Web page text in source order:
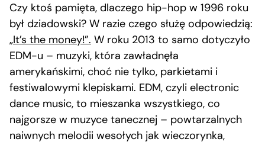
Czy ktoś pamięta, dlaczego hip-hop w 1996 roku
był dziadowski? W razie czego służę odpowiedzią:
„It’s the money!”. W roku 2013 to samo dotyczyło
EDM-u – muzyki, która zawładnęła
amerykańskimi, choć nie tylko, parkietami i
festiwalowymi klepiskami. EDM, czyli electronic
dance music, to mieszanka wszystkiego, co
najgorsze w muzyce tanecznej – powtarzalnych
naiwnych melodii wesołych jak wieczorynka,